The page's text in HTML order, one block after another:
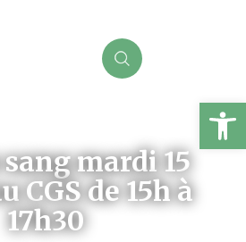
mardi 15
CGS de 15h à
17h30